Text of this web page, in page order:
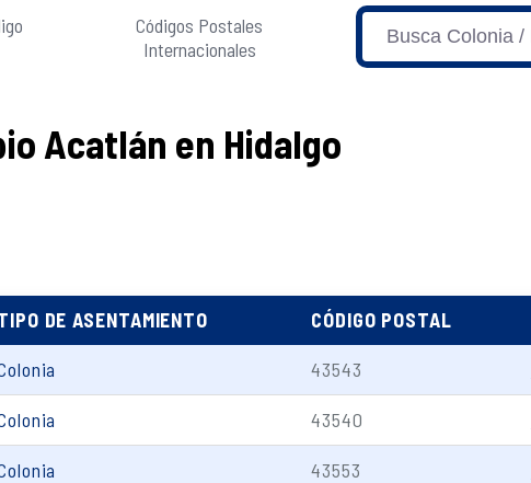
Códigos Postales
Internacionales
Acatlán en Hidalgo
DE ASENTAMIENTO CÓDIGO POSTAL
43543
43540
43553